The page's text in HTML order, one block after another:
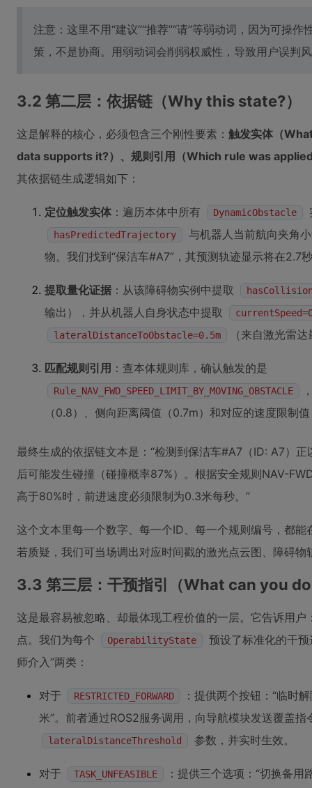
注意：这里不用“建议”“推荐”“请”等弱动词，因为可操
策，不是协商。用弱动词会削弱权威性，导致用户误判
3.2 第二层：依据链（Why this state?）
这是解释的核心，必须包含三个刚性要素： 触发实体（
data supports it?）、规则引用（Which rule was
其依据链生成逻辑如下：
定位触发实体 ：遍历本体中所有 DynamicObstacle
hasPredictedTrajectory
与机器人当前航向夹角
物。我们找到“保洁车#A7”，其预测轨迹显示将在2.7
提取量化证据 ：从该障碍物实例中提取
输出），并从机器人自身状态中提取
lateralDistanceToObstacle=0.5m
（来自激光雷
匹配规则引用 ：查本体规则库，确认触发的是
Rule_NAV_FWD_SPEED_LIMIT_BY_MOVING_OBSTACLE
（0.8）、侧向距离阈值（0.7m）和对应的速度限制
最终生成的依据链文本是：“检测到保洁车#A7（ID: A7）
后可能发生碰撞（碰撞概率87%）。根据安全规则NAV-
高于80%时，前进速度必须限制为0.3米每秒。”
这个文本里每一个数字、每一个ID、每一个规则编号，都
若质疑，我们可当场调出对应时间戳的激光点云图、障碍
3.3 第三层：干预指引（What can you
这是最容易被忽略、却最体现工程价值的一层。它告诉用
点。我们为每个
OperabilityState
预设了标准化的干预
师介入”两类：
对于 RESTRICTED_FORWARD
：提供两个按钮：“临时
米”。前者通过ROS2服务调用，向导航模块发送覆盖
lateralDistanceThreshold 参数，并实时生效。
对于 TASK_UNFEASIBLE
：提供三个选项：“切换备